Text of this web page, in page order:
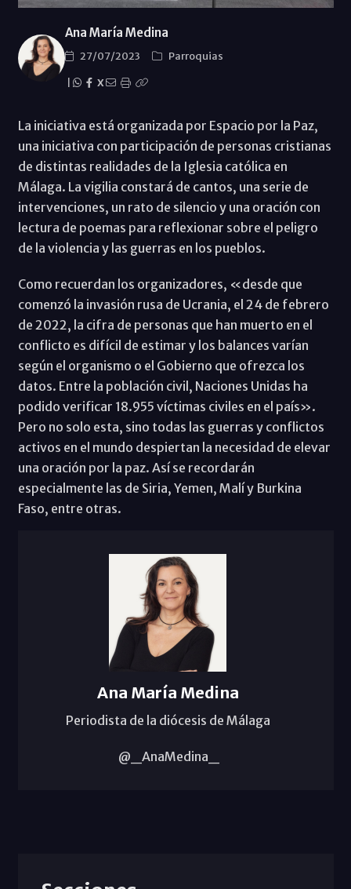
Ana María Medina
27/07/2023
Parroquias
X
La iniciativa está organizada por Espacio por la Paz,
una iniciativa con participación de personas cristianas
de distintas realidades de la Iglesia católica en
Málaga. La vigilia constará de cantos, una serie de
intervenciones, un rato de silencio y una oración con
lectura de poemas para reflexionar sobre el peligro
de la violencia y las guerras en los pueblos.
Como recuerdan los organizadores, «desde que
comenzó la invasión rusa de Ucrania, el 24 de febrero
de 2022, la cifra de personas que han muerto en el
conflicto es difícil de estimar y los balances varían
según el organismo o el Gobierno que ofrezca los
datos. Entre la población civil, Naciones Unidas ha
podido verificar 18.955 víctimas civiles en el país».
Pero no solo esta, sino todas las guerras y conflictos
activos en el mundo despiertan la necesidad de elevar
una oración por la paz. Así se recordarán
especialmente las de Siria, Yemen, Malí y Burkina
Faso, entre otras.
Ana María Medina
Periodista de la diócesis de Málaga
@_AnaMedina_